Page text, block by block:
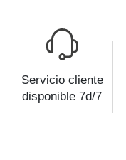
Servicio cliente
disponible 7d/7